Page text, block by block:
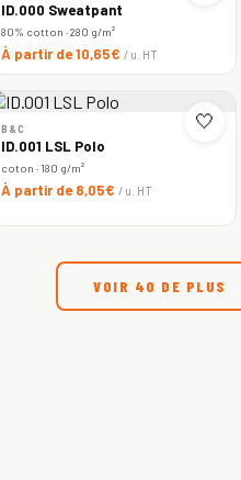
ID.000 Sweatpant
80% cotton · 280 g/m²
À partir de 10,65€ / u. HT
🤍
B&C
ID.001 LSL Polo
coton · 180 g/m²
À partir de 8,05€ / u. HT
VOIR 40 DE PLUS